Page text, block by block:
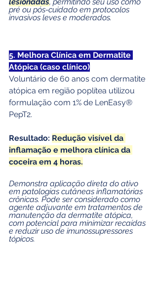
pré ou pós-cuidado em protocolos
invasivos leves e moderados.
5. Melhora Clínica em Dermatite
Atópica (caso clínico)
Voluntário de 60 anos com dermatite
atópica em região poplítea utilizou
formulação com 1% de LenEasy®
PepT2.
Resultado: Redução visível da
inflamação e melhora clínica da
coceira em 4 horas.
Demonstra aplicação direta do ativo
em patologias cutâneas inflamatórias
crônicas. Pode ser considerado como
agente adjuvante em tratamentos de
manutenção da dermatite atópica,
com potencial para minimizar recaídas
e reduzir uso de imunossupressores
tópicos.